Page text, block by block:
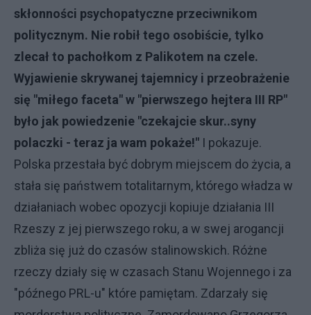
skłonności psychopatyczne przeciwnikom
politycznym. Nie robił tego osobiście, tylko
zlecał to pachołkom z Palikotem na czele.
Wyjawienie skrywanej tajemnicy i przeobrażenie
się "miłego faceta" w "pierwszego hejtera III RP"
było jak powiedzenie "czekajcie skur..syny
polaczki - teraz ja wam pokaże!" I pokazuje.
Polska przestała być dobrym miejscem do życia, a
stała się państwem totalitarnym, którego władza w
działaniach wobec opozycji kopiuje działania III
Rzeszy z jej pierwszego roku, a w swej arogancji
zbliża się już do czasów stalinowskich. Różne
rzeczy działy się w czasach Stanu Wojennego i za
"późnego PRL-u" które pamiętam. Zdarzały się